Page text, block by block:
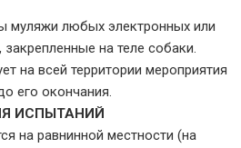
муляжи любых электронных или
закрепленные на теле собаки.
на всей территории мероприятия
его окончания.
ИСПЫТАНИЙ
на равнинной местности (на